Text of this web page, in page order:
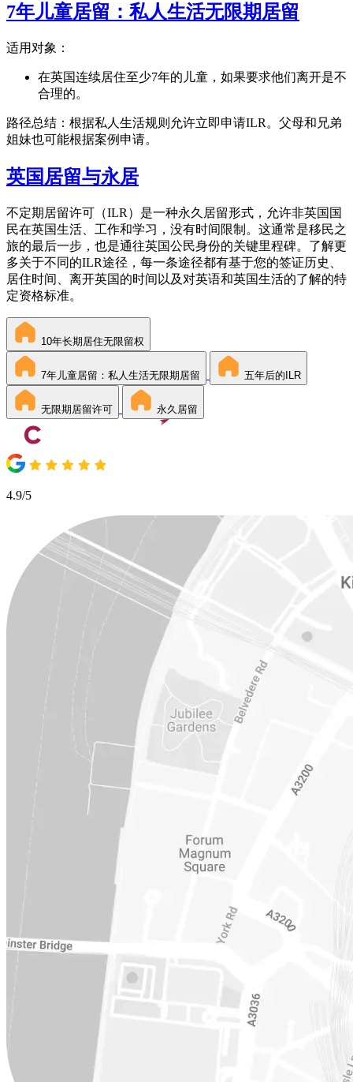
7年儿童居留：私人生活无限期居留
适用对象：
在英国连续居住至少7年的儿童，如果要求他们离开是不
合理的。
路径总结：根据私人生活规则允许立即申请ILR。父母和兄弟
姐妹也可能根据案例申请。
英国居留与永居
不定期居留许可（ILR）是一种永久居留形式，允许非英国国
民在英国生活、工作和学习，没有时间限制。这通常是移民之
旅的最后一步，也是通往英国公民身份的关键里程碑。了解更
多关于不同的ILR途径，每一条途径都有基于您的签证历史、
居住时间、离开英国的时间以及对英语和英国生活的了解的特
定资格标准。
10年长期居住无限留权
7年儿童居留：私人生活无限期居留 五年后的ILR
无限期居留许可 永久居留
4.9/5